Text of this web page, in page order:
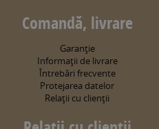
Comandă, livrare
Garanţie
Informaţii de livrare
Întrebări frecvente
Protejarea datelor
Relaţii cu clienţii